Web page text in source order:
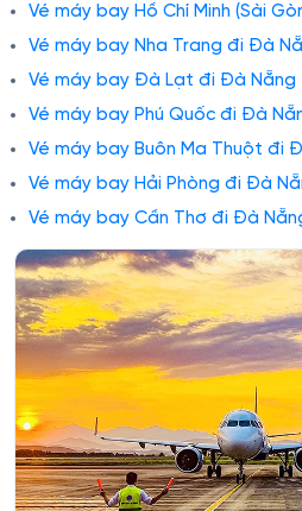
Vé máy bay Hồ Chí Minh (Sài
Vé máy bay Nha Trang đi Đà
Vé máy bay Đà Lạt đi Đà Nẵng
Vé máy bay Phú Quốc đi Đà
Vé máy bay Buôn Ma Thuột đi
Vé máy bay Hải Phòng đi Đà
Vé máy bay Cần Thơ đi Đà